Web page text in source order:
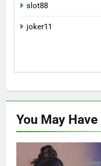
slot88
joker11
You May Have